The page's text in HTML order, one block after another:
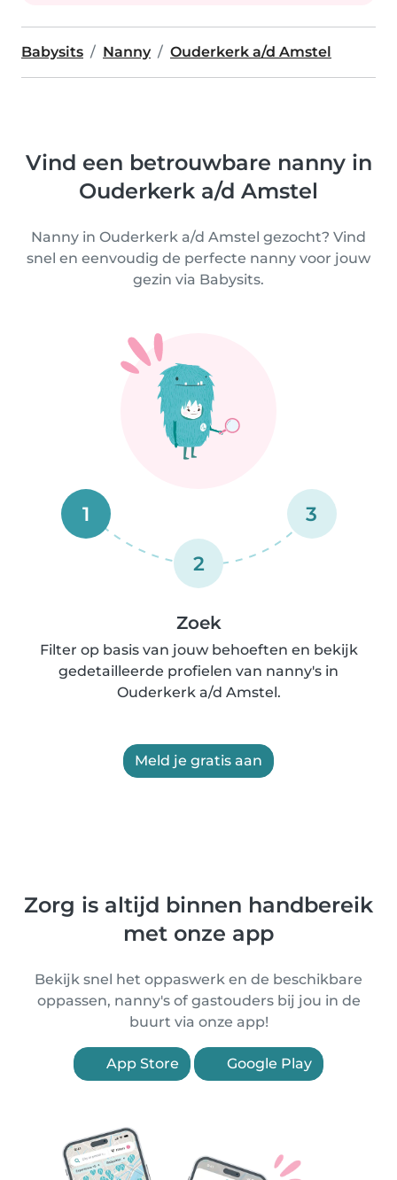
Babysits Nanny Ouderkerk a/d Amstel
Vind een betrouwbare nanny in
Ouderkerk a/d Amstel
Nanny in Ouderkerk a/d Amstel gezocht? Vind
snel en eenvoudig de perfecte nanny voor jouw
gezin via Babysits.
1
2
3
Zoek
Filter op basis van jouw behoeften en bekijk
gedetailleerde profielen van nanny's in
Ouderkerk a/d Amstel.
Meld je gratis aan
Zorg is altijd binnen handbereik
met onze app
Bekijk snel het oppaswerk en de beschikbare
oppassen, nanny's of gastouders bij jou in de
buurt via onze app!
App Store Google Play